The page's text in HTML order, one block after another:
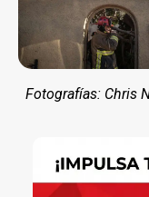
Fotografías: Chris